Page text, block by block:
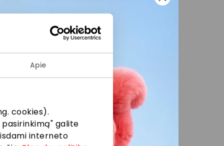
Apie
cookies).
pasirinkimą" galite
interneto